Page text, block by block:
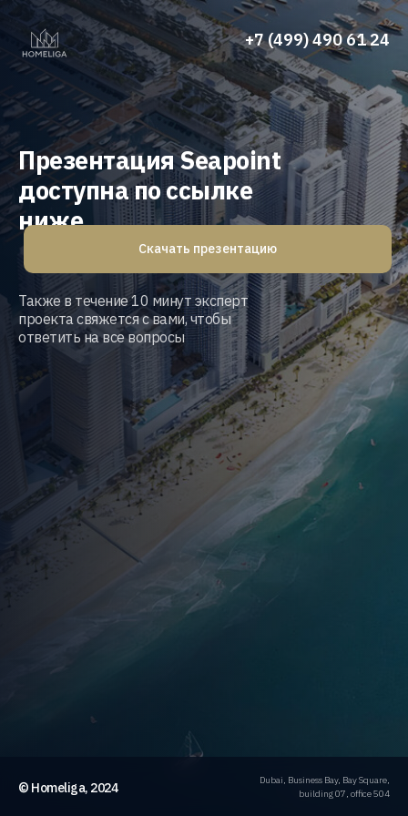
Презентация Seapoint
доступна по ссылке
ниже
Также в течение 10 минут эксперт
проекта свяжется с вами, чтобы
ответить на все вопросы
+7 (499) 490 61 24
Dubai, Business Bay, Bay Square,
building 07, office 504
© Homeliga, 2024
Скачать презентацию